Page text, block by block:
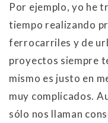
Por ejemplo, yo he
tiempo realizando
ferrocarriles y de
proyectos siempre
mismo es justo en
muy complicados.
sólo nos llaman